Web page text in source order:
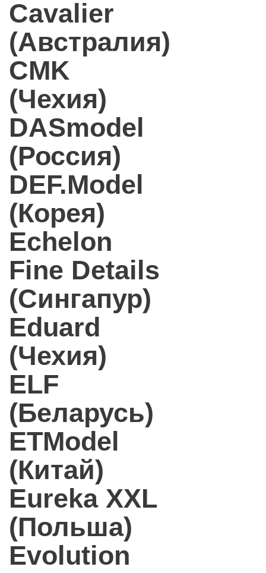
Cavalier
(Австралия)
CMK
(Чехия)
DASmodel
(Россия)
DEF.Model
(Корея)
Echelon
Fine Details
(Сингапур)
Eduard
(Чехия)
ELF
(Беларусь)
ETModel
(Китай)
Eureka XXL
(Польша)
Evolution